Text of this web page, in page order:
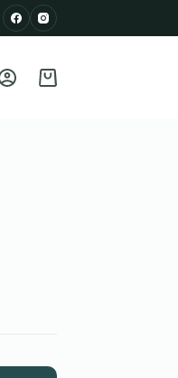
Shopping